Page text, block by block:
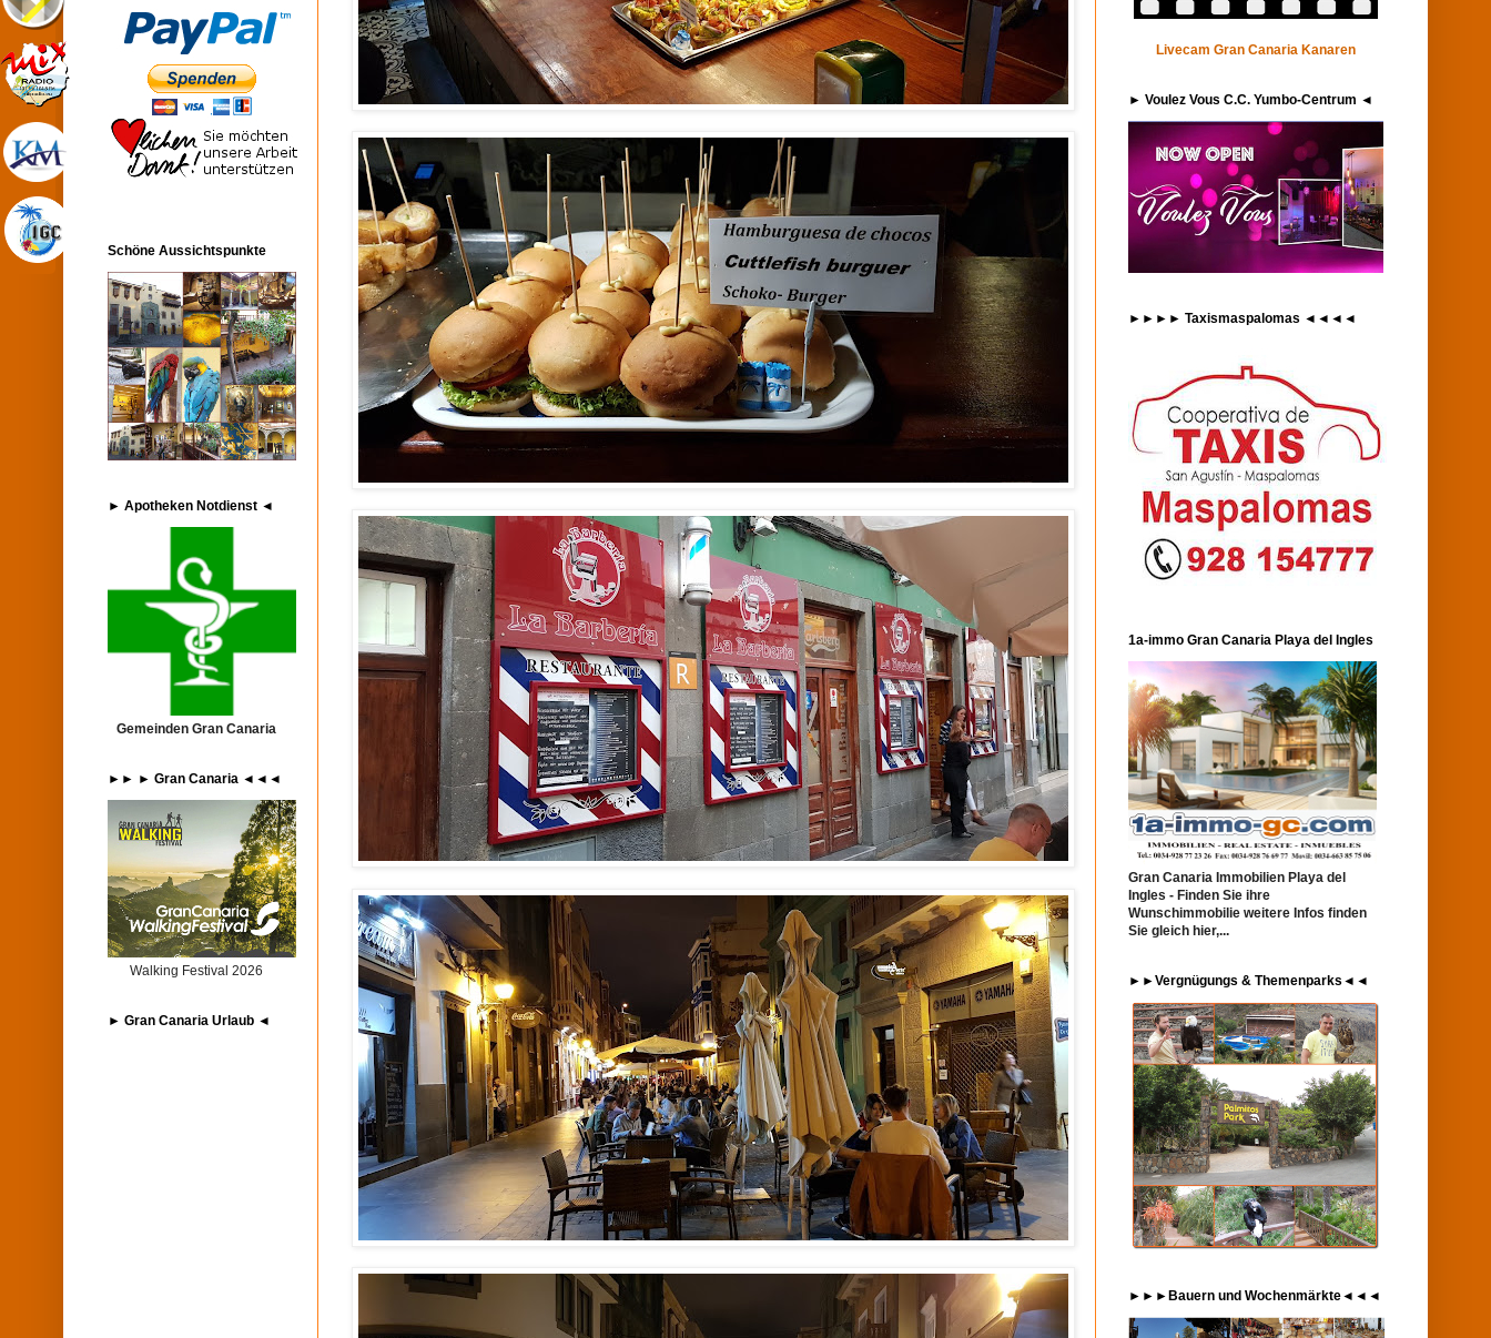
Schöne Aussichtspunkte
► Apotheken Notdienst ◄
Gemeinden Gran Canaria
►► ► Gran Canaria ◄◄◄
Walking Festival 2026
► Gran Canaria Urlaub ◄
Livecam Gran Canaria Kanaren
► Voulez Vous C.C. Yumbo-Centrum ◄
►►►► Taxismaspalomas ◄◄◄◄
1a-immo Gran Canaria Playa del Ingles
Gran Canaria Immobilien Playa del
Ingles - Finden Sie ihre
Wunschimmobilie weitere Infos finden
Sie gleich hier,...
►►Vergnügungs & Themenparks◄◄
►►►Bauern und Wochenmärkte◄◄◄